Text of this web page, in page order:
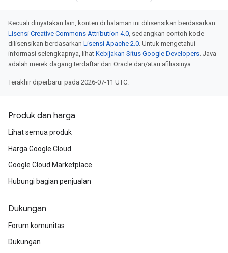
Kecuali dinyatakan lain, konten di halaman ini dilisensikan berdasarkan
Lisensi Creative Commons Attribution 4.0 , sedangkan contoh kode
dilisensikan berdasarkan Lisensi Apache 2.0 . Untuk mengetahui
informasi selengkapnya, lihat Kebijakan Situs Google Developers . Java
adalah merek dagang terdaftar dari Oracle dan/atau afiliasinya.
Terakhir diperbarui pada 2026-07-11 UTC.
Produk dan harga
Lihat semua produk
Harga Google Cloud
Google Cloud Marketplace
Hubungi bagian penjualan
Dukungan
Forum komunitas
Dukungan